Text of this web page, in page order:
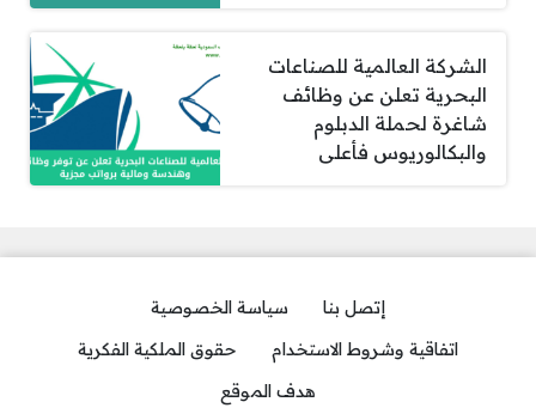
الشركة العالمية للصناعات
البحرية تعلن عن وظائف
شاغرة لحملة الدبلوم
والبكالوريوس فأعلى
إتصل بنا
سياسة الخصوصية
اتفاقية وشروط الاستخدام
حقوق الملكية الفكرية
هدف الموقع